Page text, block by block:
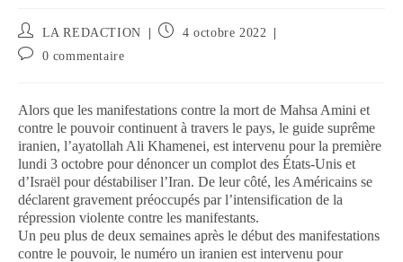
LA REDACTION
4 octobre 2022
0 commentaire
Alors que les manifestations contre la mort de Mahsa Amini et
contre le pouvoir continuent à travers le pays, le guide suprême
iranien, l’ayatollah Ali Khamenei, est intervenu pour la première
lundi 3 octobre pour dénoncer un complot des États-Unis et
d’Israël pour déstabiliser l’Iran. De leur côté, les Américains se
déclarent gravement préoccupés par l’intensification de la
répression violente contre les manifestants.
Un peu plus de deux semaines après le début des manifestations
contre le pouvoir, le numéro un iranien est intervenu pour